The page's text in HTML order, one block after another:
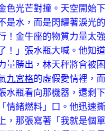
色光芒對撞。天空開始
是水，而是閃耀著淚光
！金牛座的物質力量太
！」張水瓶大喊。他知
量勝出，林天秤將會被
九宮格的虛假愛情裡，
水瓶看向那機器，還剩
情緒燃料」口。他迅速
，那張寫著「我就是個